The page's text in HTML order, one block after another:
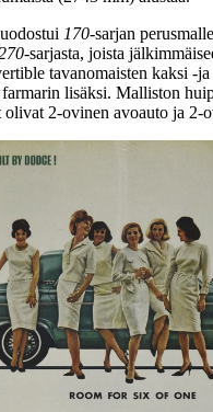
170-sarjan
-sarjasta, joista
tavanomaisten kaksi -
lisäksi. Malliston
2-ovinen avoauto ja 2-